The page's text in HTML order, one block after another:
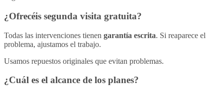
¿Ofrecéis segunda visita gratuita?
Todas las intervenciones tienen garantía escrita. Si reaparece el
problema, ajustamos el trabajo.
Usamos repuestos originales que evitan problemas.
¿Cuál es el alcance de los planes?